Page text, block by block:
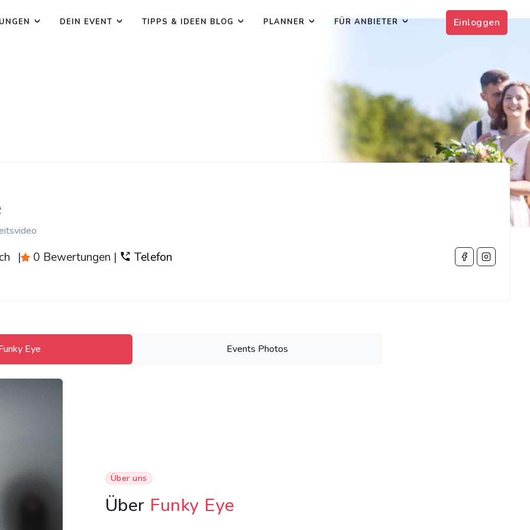
Einloggen
DEIN EVENT TIPPS & IDEEN BLOG PLANNER FÜR ANBIETER
| 0 Bewertungen | Telefon
Eye Events Photos
Über uns
Über Funky Eye